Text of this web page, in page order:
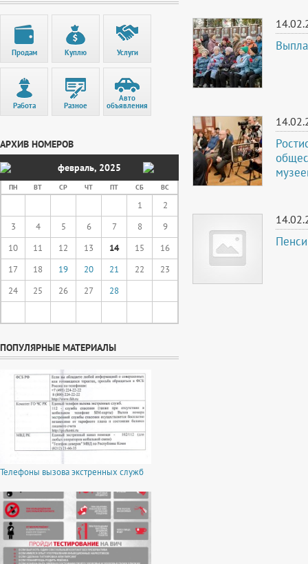
Продам Куплю Услуги
Работа Разное
Авто
объявления
АРХИВ НОМЕРОВ
февраль, 2025
ПН ВТ СР ЧТ ПТ СБ ВС
1
2
3
4 5 6 7 8
9
10
11 12 13 14 15
16
17
18 19 20 21 22
23
24
25 26 27 28
ПОПУЛЯРНЫЕ МАТЕРИАЛЫ
Телефоны вызова экстренных служб